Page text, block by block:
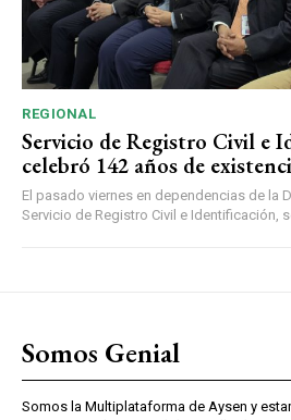
REGIONAL
Servicio de Registro Civil e
celebró 142 años de
El pasado viernes en dependencias de la
Servicio de Registro Civil e Identificación,
Somos Genial
Somos la Multiplataforma de Aysen y